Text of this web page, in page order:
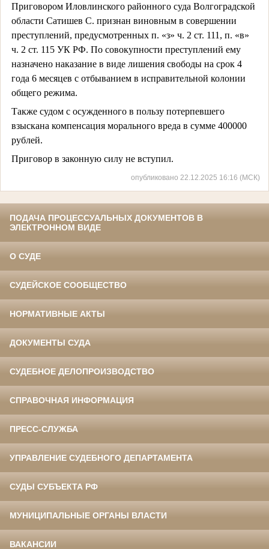
Приговором Иловлинского районного суда Волгоградской
области Сатишев С. признан виновным в совершении
преступлений, предусмотренных п. «з» ч. 2 ст. 111, п. «в»
ч. 2 ст. 115 УК РФ. По совокупности преступлений ему
назначенонаказаниев виде лишения свободы на срок 4
года 6 месяцев с отбыванием в исправительной колонии
общего режима.
Также судом с осужденного в пользу потерпевшего
взыскана компенсация морального вреда в сумме 400000
рублей.
Приговор в законную силу не вступил.
опубликовано 22.12.2025 16:16 (МСК)
ПОДАЧА ПРОЦЕССУАЛЬНЫХ ДОКУМЕНТОВ В
ЭЛЕКТРОННОМ ВИДЕ
О СУДЕ
СУДЕЙСКОЕ СООБЩЕСТВО
НОРМАТИВНЫЕ АКТЫ
ДОКУМЕНТЫ СУДА
СУДЕБНОЕ ДЕЛОПРОИЗВОДСТВО
СПРАВОЧНАЯ ИНФОРМАЦИЯ
ПРЕСС-СЛУЖБА
УПРАВЛЕНИЕ СУДЕБНОГО ДЕПАРТАМЕНТА
СУДЫ СУБЪЕКТА РФ
МУНИЦИПАЛЬНЫЕ ОРГАНЫ ВЛАСТИ
ВАКАНСИИ